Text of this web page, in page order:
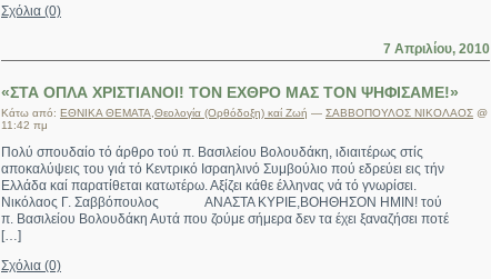
Σχόλια (0)
7 Απριλίου, 2010
«ΣΤΑ ΟΠΛΑ ΧΡΙΣΤΙΑΝΟΙ! ΤΟΝ ΕΧΘΡΟ ΜΑΣ ΤΟΝ ΨΗΦΙΣΑΜΕ!»
Κάτω από: ΕΘΝΙΚΑ ΘΕΜΑΤΑ Θεολογία (Ορθόδοξη) καί Ζωή — ΣΑΒΒΟΠΟΥΛΟΣ ΝΙΚΟΛΑΟΣ @
11:42 πμ
Πολύ σπουδαίο τό άρθρο τού π. Βασιλείου Βολουδάκη, ιδιαιτέρως στίς
αποκαλύψεις του γιά τό Κεντρικό Ισραηλινό Συμβούλιο πού εδρεύει εις τήν
Ελλάδα καί παρατίθεται κατωτέρω. Αξίζει κάθε έλληνας νά τό γνωρίσει.
Νικόλαος Γ. Σαββόπουλος ΑΝΑΣΤΑ ΚΥΡΙΕ,ΒΟΗΘΗΣΟΝ ΗΜΙΝ! τού
π. Βασιλείου Βολουδάκη Αυτά που ζούμε σήμερα δεν τα έχει ξαναζήσει ποτέ
[…]
Σχόλια (0)